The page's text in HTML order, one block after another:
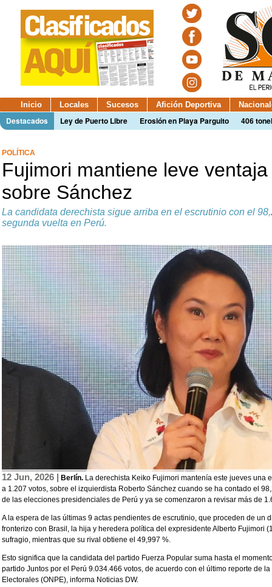
Inicio Locales Sucesos Afición Deportiva
Destacados Ley de Puerto Libre Erosión en Playa Parguito 406
POLÍTICA
Fujimori mantiene leve
sobre Sánchez
La candidata derechista sigue arriba en el escrutinio con el
segunda vuelta en Perú.
12 Jun, 2026 | Berlín. La derechista Keiko Fujimori mantenía este jueves una
a 1.207 votos, sobre el izquierdista Roberto Sánchez cuando se ha contado el
de las elecciones presidenciales de Perú y ya se comenzaron a revisar más de
A la espera de las últimas 9 actas pendientes de escrutinio, que proceden de un
fronterizo con Brasil, la hija y heredera política del expresidente Alberto Fujimori
sufragio, mientras que su rival obtiene el 49,997 %.
Esto significa que la candidata del partido Fuerza Popular suma hasta el
partido Juntos por el Perú 9.034.466 votos, de acuerdo con el último reporte de
Electorales (ONPE), informa Noticias DW.